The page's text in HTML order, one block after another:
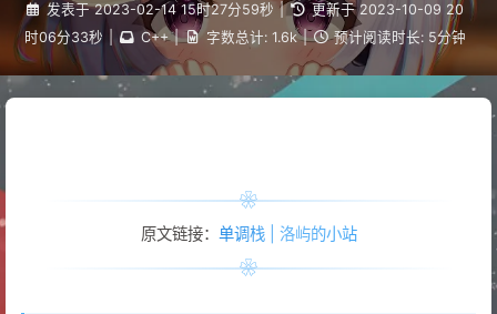
发表于 2023-02-14 15时27分59秒 | 更新于 2023-10-09 20
时06分33秒
C++ | 字数总计: 1.6k | 预计阅读时长: 5分钟
原文链接： 单调栈 | 洛屿的小站